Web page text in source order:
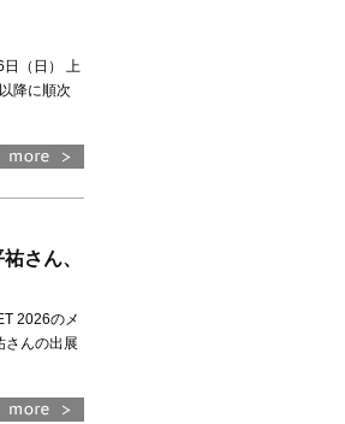
日（日） 上
降に順次
さん、
2026のメ
さんの出展